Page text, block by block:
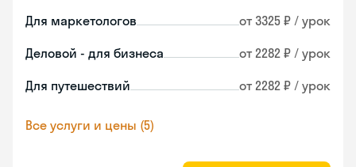
Для маркетологов от 3325 ₽ / урок
Деловой - для бизнеса от 2282 ₽ / урок
Для путешествий от 2282 ₽ / урок
Все услуги и цены (5)